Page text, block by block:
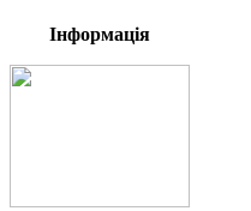
Інформація